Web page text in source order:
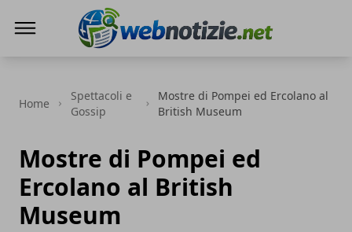
Home
Spettacoli e
Gossip
Mostre di Pompei ed Ercolano al
British Museum
Mostre di Pompei ed
Ercolano al British
Museum